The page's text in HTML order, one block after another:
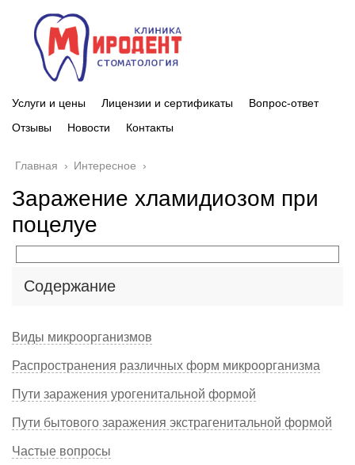
Услуги и цены Лицензии и сертификаты
Вопрос-ответ
Отзывы
Новости Контакты
Главная › Интересное ›
Заражение хламидиозом при
поцелуе
Содержание
Виды микроорганизмов
Распространения различных форм микроорганизма
Пути заражения урогенитальной формой
Пути бытового заражения экстрагенитальной формой
Частые вопросы